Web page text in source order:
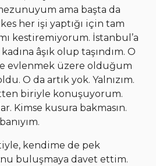
ama başta da
her işi yaptığı için tam
kestiremiyorum. İstanbul’a
âşık olup taşındım. O
evlenmek üzere olduğum
O da artık yok. Yalnızım.
biriyle konuşuyorum.
Kimse kusura bakmasın.
kendime de pek
buluşmaya davet ettim.